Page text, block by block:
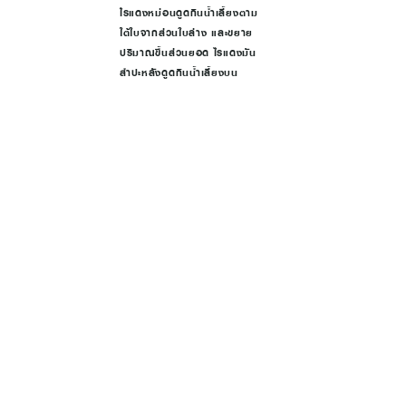
ไรแดงหม่อนดูดกินน้ำเลี้ยงตาม
ใต้ใบจากส่วนใบล่าง และขยาย
ปริมาณขึ้นส่วนยอด ไรแดงมัน
สำปะหลังดูดกินน้ำเลี้ยงบน